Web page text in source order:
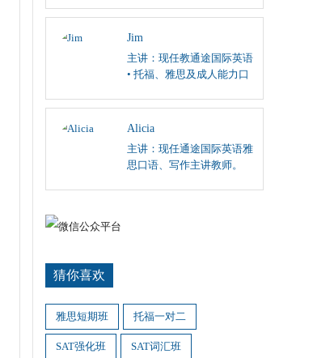
阅读、英国文学课程；
Jim
主讲：现任教通途国际英语
• 托福、雅思及成人能力口
Alicia
主讲：现任通途国际英语雅
思口语、写作主讲教师。
猜你喜欢
雅思短期班 托福一对二
SAT强化班 SAT词汇班